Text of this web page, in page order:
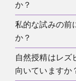
たの方法や境界
適切ではないこ
か？
かなり高くなり
が起きるため、
私的な試みの前
か？
少なくとも HIV
型肝炎について
自然授精はレズ
向いていますか